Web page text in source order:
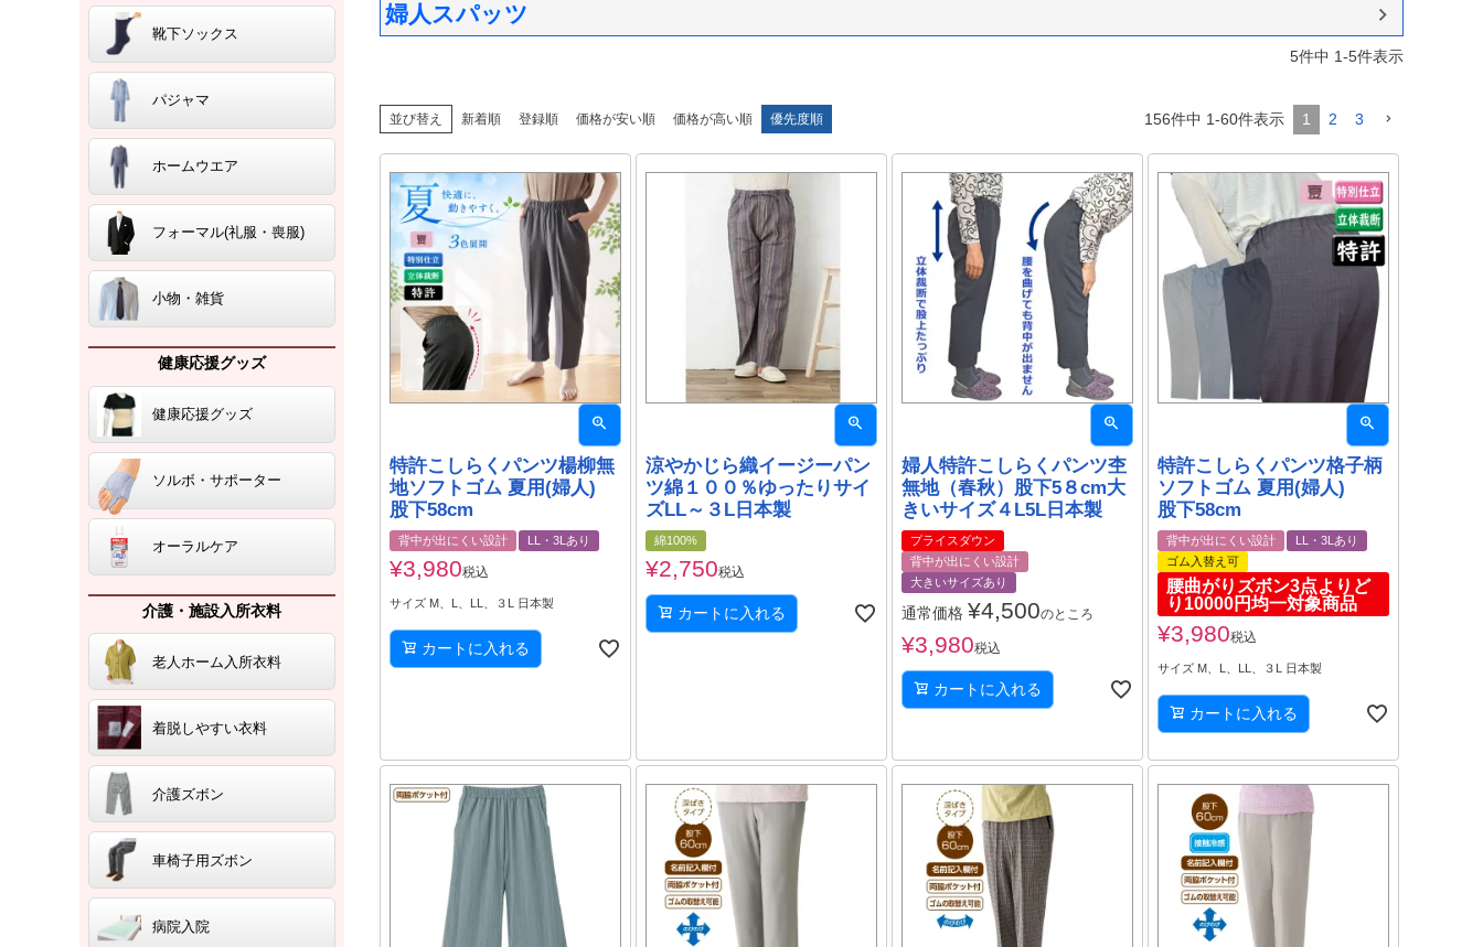
靴下ソックス
パジャマ
ホームウエア
フォーマル(礼服・喪服)
小物・雑貨
健康応援グッズ
健康応援グッズ
ソルボ・サポーター
オーラルケア
介護・施設入所衣料
老人ホーム入所衣料
着脱しやすい衣料
介護ズボン
車椅子用ズボン
病院入院
婦人スパッツ
5件中 1-5件表示
並び替え 新着順 登録順 価格が安い順 価格が高い順 優先度順 156件中 1-60件表示 1 2 3
特許こしらくパンツ楊柳無
地ソフトゴム 夏用(婦人)
股下58cm
背中が出にくい設計 LL・3Lあり
¥3,980税込
サイズ M、L、LL、３L 日本製
カートに入れる
涼やかじら織イージーパン
ツ綿１００％ゆったりサイ
ズLL～３L日本製
綿100%
¥2,750税込
カートに入れる
婦人特許こしらくパンツ杢
無地（春秋）股下5８cm大
きいサイズ４L5L日本製
プライスダウン
背中が出にくい設計
大きいサイズあり
通常価格 ¥4,500のところ
¥3,980税込
カートに入れる
特許こしらくパンツ格子柄
ソフトゴム 夏用(婦人)
股下58cm
背中が出にくい設計
LL・3Lあり
ゴム入替え可
腰曲がりズボン3点よりど
り10000円均一対象商品
¥3,980税込
サイズ M、L、LL、３L 日本製
カートに入れる